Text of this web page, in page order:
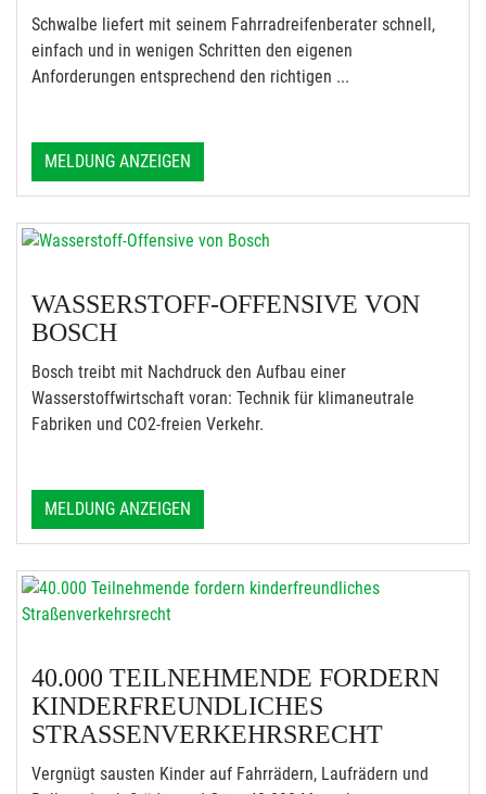
Schwalbe liefert mit seinem Fahrradreifenberater schnell,
einfach und in wenigen Schritten den eigenen
Anforderungen entsprechend den richtigen ...
MELDUNG ANZEIGEN
WASSERSTOFF-OFFENSIVE VON
BOSCH
Bosch treibt mit Nachdruck den Aufbau einer
Wasserstoffwirtschaft voran: Technik für klimaneutrale
Fabriken und CO2-freien Verkehr.
MELDUNG ANZEIGEN
40.000 TEILNEHMENDE FORDERN
KINDERFREUNDLICHES
STRASSENVERKEHRSRECHT
Vergnügt sausten Kinder auf Fahrrädern, Laufrädern und